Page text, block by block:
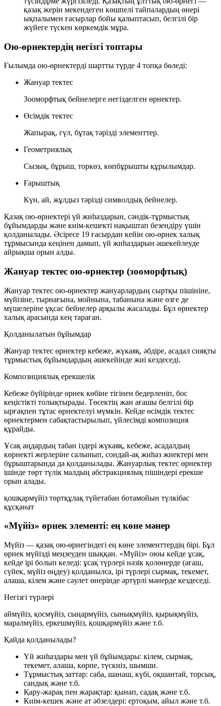
қазақ жерін мекендеген көшпелі тайпалардың өнері
ықпалымен ғасырлар бойы қалыптасып, белгілі бір
жүйеге түскен көркемдік мұра.
Ою-өрнектердің негізгі топтары
Ғылымда ою-өрнектерді шартты түрде 4 топқа бөледі:
Жануар тектес
Зооморфтық бейнелерге негізделген өрнектер.
Өсімдік тектес
Жапырақ, гүл, бұтақ тәрізді элементтер.
Геометриялық
Сызық, бұрыш, торкөз, көпбұрышты құрылымдар.
Ғарыштық
Күн, ай, жұлдыз тәрізді символдық бейнелер.
Қазақ ою-өрнектері үй жиһаздарын, сәндік-тұрмыстық
бұйымдарды және киім-кешекті нақыштап безендіру үшін
қолданылады. Әсіресе 19 ғасырдан кейін ою-өрнек халық
тұрмысында кеңінен дамып, үй жиһаздарын әшекейлеуде
айрықша орын алды.
Жануар тектес ою-өрнектер (зооморфтық)
Жануар тектес ою-өрнектер жануарлардың сыртқы пішініне,
мүйізіне, тырнағына, мойнына, табанына және өзге де
мүшелеріне ұқсас бейнелер арқылы жасалады. Бұл өрнектер
халық арасында кең тараған.
Қолданылатын бұйымдар
Жануар тектес өрнектер кебеже, жүкаяқ, әбдіре, асадал сияқты
тұрмыстық бұйымдардың әшекейінде жиі кездеседі.
Композициялық ерекшелік
Кебеже бүйірінде өрнек көбіне тігінен бедерленіп, бос
кеңістікті толықтырады. Төсектің жан ағашы белгілі бір
ырғақпен тұтас өрнектелуі мүмкін. Кейде өсімдік тектес
өрнектермен сабақтастырылып, үйлесімді композиция
құрайды.
Ұсақ аңдардың табан іздері жүкаяқ, кебеже, асадалдың
көрнекті жерлеріне салынып, сондай-ақ жиһаз жиектері мен
бұрыштарында да қолданылады. Жануарлық тектес өрнектер
ішінде төрт түлік малдың абстракциялық пішіндері ерекше
орын алады.
қошқармүйіз төртқұлақ түйетабан ботамойын түлкібас
құсқанат
«Мүйіз» өрнек элементі: ең көне мәнер
Мүйіз — қазақ ою-өрнегіндегі ең көне элементтердің бірі. Бұл
өрнек мүйізді меңзеуден шыққан. «Мүйіз» оюы кейде ұсақ,
кейде ірі болып келеді: ұсақ түрлері нәзік қолөнерде (ағаш,
сүйек, мүйіз өңдеу) қолданылса, ірі түрлері сырмақ, текемет,
алаша, кілем және сәулет өнерінде әртүрлі мәнерде кездеседі.
Негізгі түрлері
аймүйіз, қосмүйіз, сыңармүйіз, сынықмүйіз, қырықмүйіз,
маралмүйіз, еркешмүйіз, қошқармүйіз және т.б.
Қайда қолданылады?
Үй жиһаздары мен үй бұйымдары: кілем, сырмақ,
текемет, алаша, көрпе, түскиіз, шымши.
Тұрмыстық заттар: саба, шанаш, күбі, оқшантай, торсық,
сандық және т.б.
Қару-жарақ пен жарақтар: қынап, садақ және т.б.
Киім-кешек және ат әбзелдері: ертоқым, айыл және т.б.